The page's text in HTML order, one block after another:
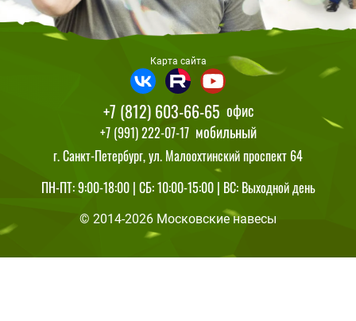
ПН-ПТ: 9:00-18:00 | СБ: 10:00-15:00 | ВС: Выходной день
© 2014-2026 Московские навесы
+7 (812) 603-66-65 офис
+7 (991) 222-07-17 мобильный
г. Санкт-Петербург, ул. Малоохтинский проспект 64
Карта сайта